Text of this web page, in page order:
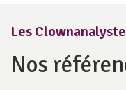
Les
Nos